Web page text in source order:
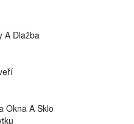
A Dlažba
Okna A Sklo